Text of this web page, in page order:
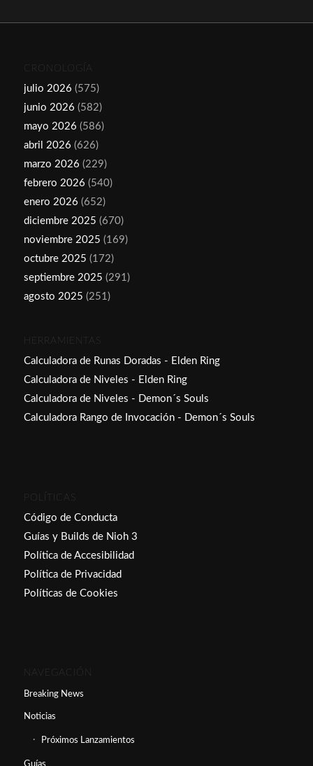
CRONOLOGÍA
julio 2026 (575)
junio 2026 (582)
mayo 2026 (586)
abril 2026 (626)
marzo 2026 (229)
febrero 2026 (540)
enero 2026 (652)
diciembre 2025 (670)
noviembre 2025 (169)
octubre 2025 (172)
septiembre 2025 (291)
agosto 2025 (251)
HERRAMIENTAS
Calculadora de Runas Doradas - Elden Ring
Calculadora de Niveles - Elden Ring
Calculadora de Niveles - Demon´s Souls
Calculadora Rango de Invocación - Demon´s Souls
POLÍTICAS
Código de Conducta
Guías y Builds de Nioh 3
Política de Accesibilidad
Política de Privacidad
Políticas de Cookies
NAVEGACIÓN
Breaking News
Noticias
Próximos Lanzamientos
Guías